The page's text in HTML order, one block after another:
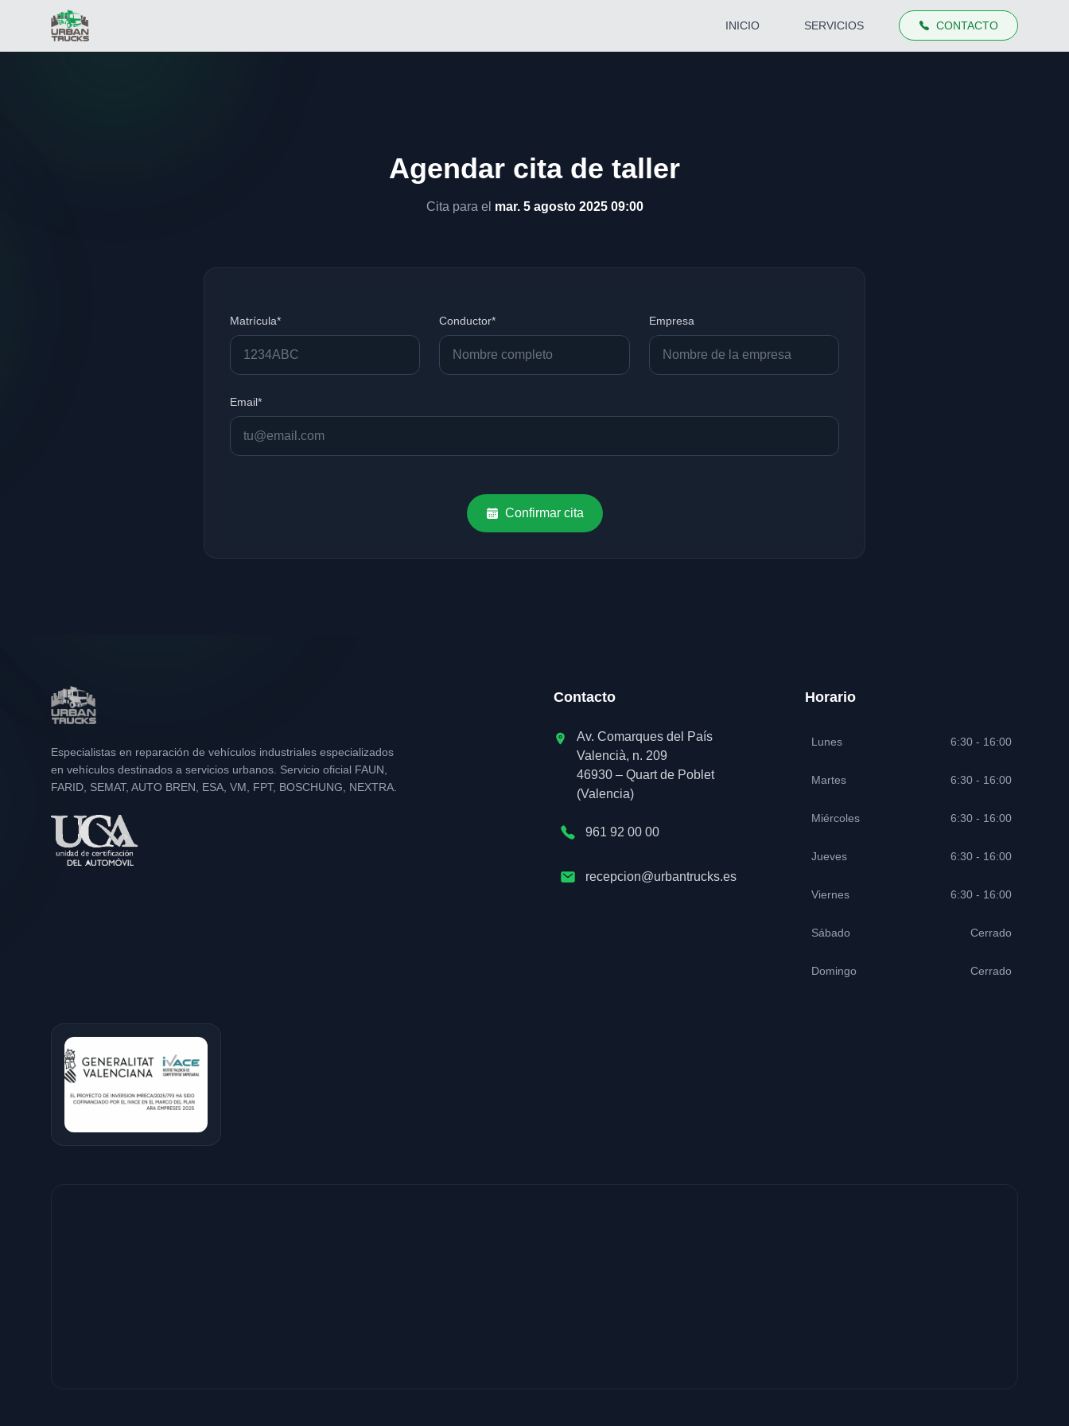
INICIO SERVICIOS CONTACTO
Agendar cita de taller
Cita para el mar. 5 agosto 2025 09:00
Matrícula* Conductor* Empresa
Email*
Confirmar cita
Especialistas en reparación de vehículos industriales especializados
en vehículos destinados a servicios urbanos. Servicio oficial FAUN,
FARID, SEMAT, AUTO BREN, ESA, VM, FPT, BOSCHUNG, NEXTRA.
Contacto
Av. Comarques del País
Valencià, n. 209
46930 – Quart de Poblet
(Valencia)
961 92 00 00
recepcion@urbantrucks.es
Horario
Lunes 6:30 - 16:00
Martes 6:30 - 16:00
Miércoles 6:30 - 16:00
Jueves 6:30 - 16:00
Viernes 6:30 - 16:00
Sábado Cerrado
Domingo Cerrado